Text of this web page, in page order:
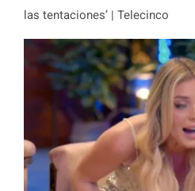
las tentaciones’ | Telecinco